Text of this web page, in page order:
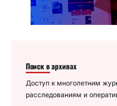
Поиск в архивах
Доступ к многолетним
расследованиям и